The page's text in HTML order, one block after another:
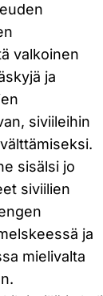
valkoinen
ja
siviileihin
sisälsi jo
siviilien
ja
mielivalta